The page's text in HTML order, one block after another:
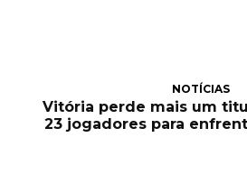
NOTÍCIAS
Vitória perde mais um
23 jogadores para